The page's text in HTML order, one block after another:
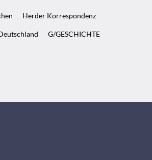
Herder Korrespondenz
G/GESCHICHTE